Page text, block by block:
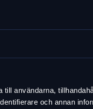
användarna,
och annan
höger